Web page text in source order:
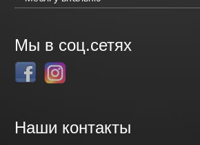
Мы в соц.сетях
Наши контакты